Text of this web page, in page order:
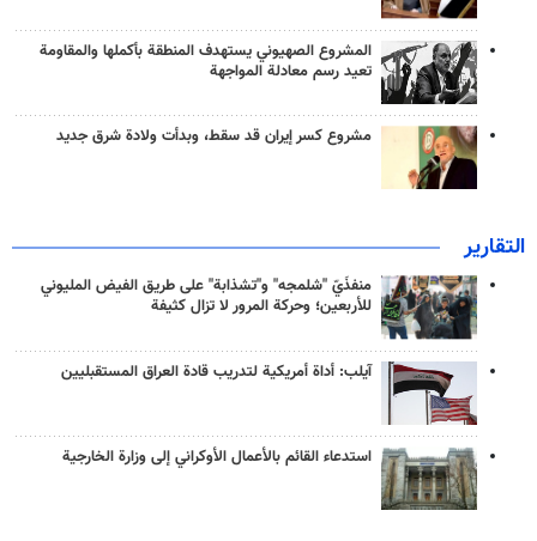
المشروع الصهيوني يستهدف المنطقة بأكملها والمقاومة
تعيد رسم معادلة المواجهة
مشروع كسر إيران قد سقط، وبدأت ولادة شرق جديد
التقارير
منفذَيّ "شلمجه" و"تشذابة" على طريق الفيض المليوني
للأربعين؛ وحركة المرور لا تزال كثيفة
آيلب: أداة أمريكية لتدريب قادة العراق المستقبليين
استدعاء القائم بالأعمال الأوكراني إلى وزارة الخارجية